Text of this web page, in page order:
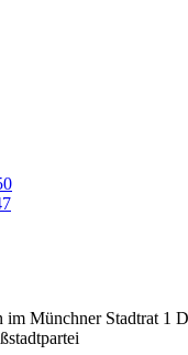
Münchner Stadtrat 1